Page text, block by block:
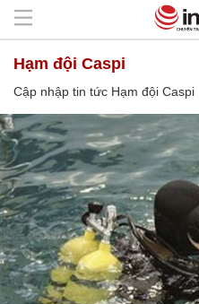
Hạm đội Caspi
Cập nhập tin tức Hạm đội Caspi